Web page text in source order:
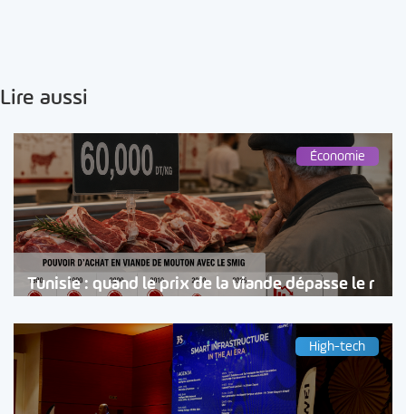
Lire aussi
Économie
Tunisie : quand le prix de la viande dépasse le r
High-tech